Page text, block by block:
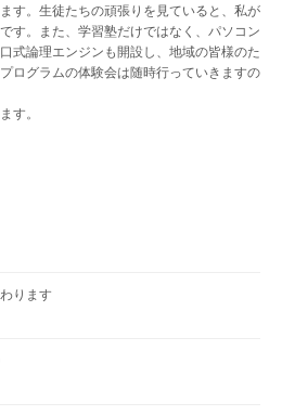
す。生徒たちの頑張りを見ていると、私が
す。また、学習塾だけではなく、パソコン
式論理エンジンも開設し、地域の皆様のた
ログラムの体験会は随時行っていきますの
す。
ります